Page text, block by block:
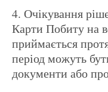
Очікування рішення. Рішення про видачу
Карти Побиту на
приймається
період можуть
документи або